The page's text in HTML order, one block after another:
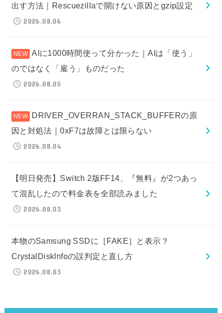
出す方法｜Rescuezillaで開けない原因とgzip設定
2026.08.06
AIに1000時間使って分かった｜AIは「使う」
のではなく「雇う」ものだった
2026.08.05
DRIVER_OVERRAN_STACK_BUFFERの原
因と対処法｜0xF7は故障とは限らない
2026.08.04
【明日発売】Switch 2版FF14、『無料』が2つあっ
て混乱したので料金表を全部読みました
2026.08.03
本物のSamsung SSDに［FAKE］と表示？
CrystalDiskInfoの誤判定と直し方
2026.08.03